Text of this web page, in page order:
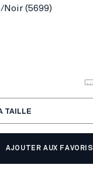
Noir (5699)
TAILLE
AJOUTER AUX FAVORIS